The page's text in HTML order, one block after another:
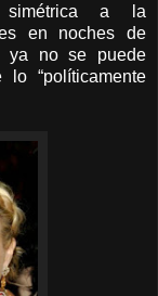
a la
en noches de
ya no se puede
lo “políticamente